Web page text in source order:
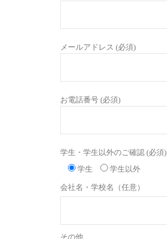
メールアドレス (必須)
お電話番号 (必須)
学生・学生以外のご確認 (必須)
学生
学生以外
会社名・学校名（任意）
その他